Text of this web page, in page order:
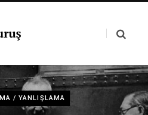
/ YANLIŞLAMA